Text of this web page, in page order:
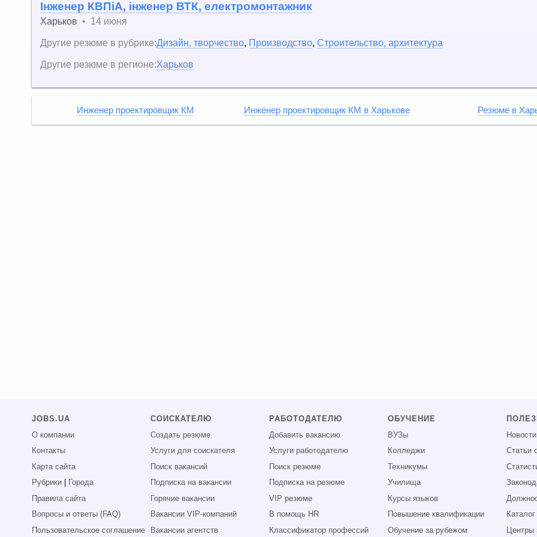
Інженер КВПіА, інженер ВТК, електромонтажник
Харьков • 14 июня
Другие резюме в рубрике:Дизайн, творчество, Производство, Строительство, архитектура
Другие резюме в регионе:Харьков
Инженер проектировщик КМ Инженер проектировщик КМ в Харькове Резюме в
JOBS.UA
О компании
Контакты
Карта сайта
Рубрики
Города
Правила сайта
Вопросы и ответы (FAQ)
Пользовательское соглашение
СОИСКАТЕЛЮ
Создать резюме
Услуги для соискателя
Поиск вакансий
Подписка на вакансии
Горячие вакансии
Вакансии VIP-компаний
Вакансии агентств
РАБОТОДАТЕЛЮ
Добавить вакансию
Услуги работодателю
Поиск резюме
Подписка на резюме
VIP резюме
В помощь HR
Классификатор профессий
ОБУЧЕНИЕ
ВУЗы
Колледжи
Техникумы
Училища
Курсы языков
Повышение квалификации
Обучение за рубежом
Статьи